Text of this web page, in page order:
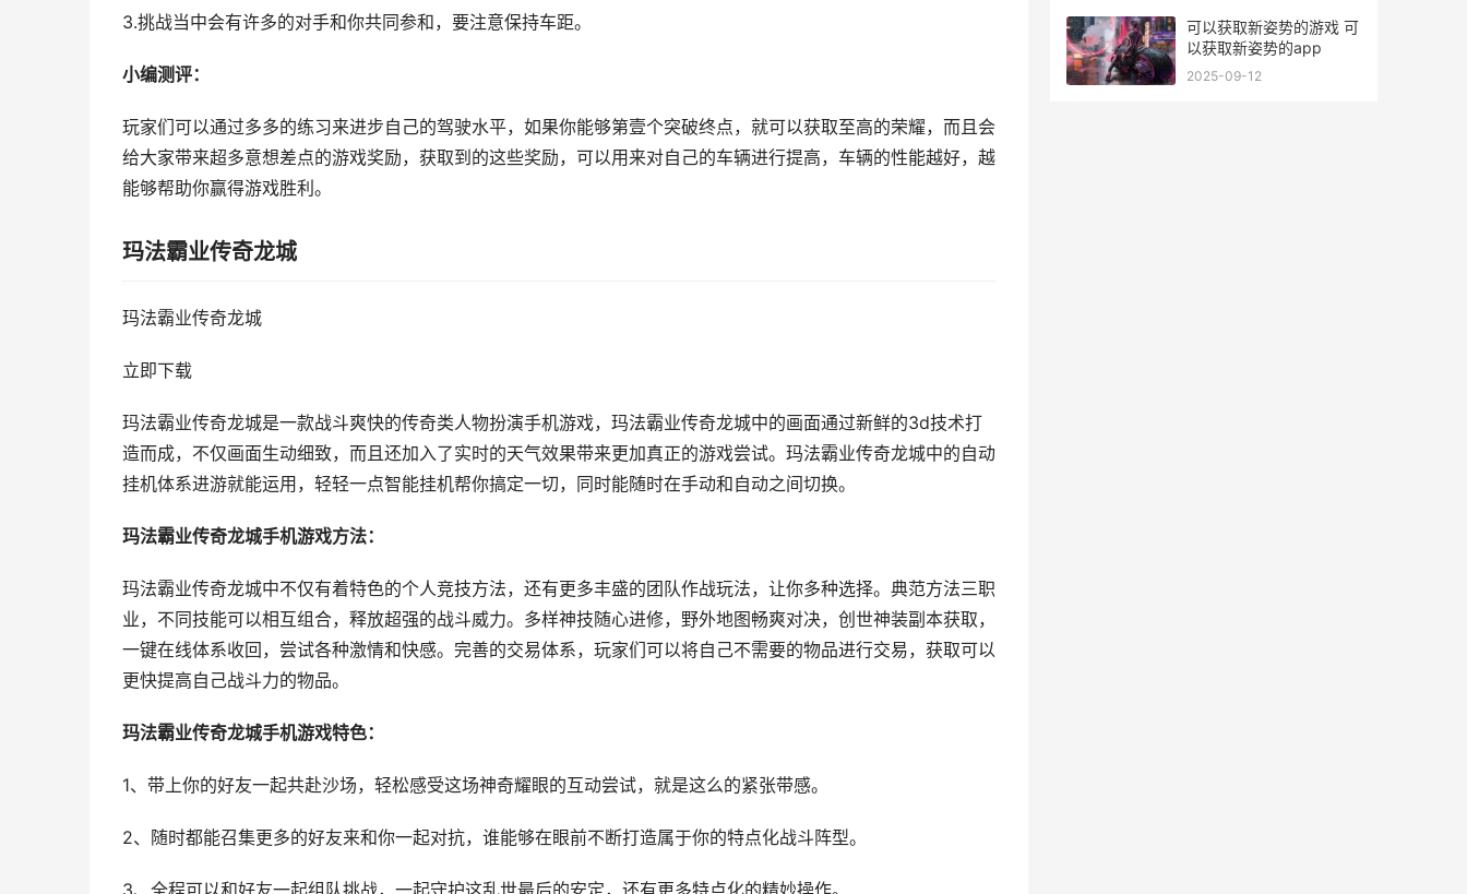
3.挑战当中会有许多的对手和你共同参和，要注意保持车距。
小编测评：
玩家们可以通过多多的练习来进步自己的驾驶水平，如果你能够第壹个突破终点，就可以获取至高的荣耀，而且会
给大家带来超多意想差点的游戏奖励，获取到的这些奖励，可以用来对自己的车辆进行提高，车辆的性能越好，越
能够帮助你赢得游戏胜利。
玛法霸业传奇龙城
玛法霸业传奇龙城
立即下载
玛法霸业传奇龙城是一款战斗爽快的传奇类人物扮演手机游戏，玛法霸业传奇龙城中的画面通过新鲜的3d技术打
造而成，不仅画面生动细致，而且还加入了实时的天气效果带来更加真正的游戏尝试。玛法霸业传奇龙城中的自动
挂机体系进游就能运用，轻轻一点智能挂机帮你搞定一切，同时能随时在手动和自动之间切换。
玛法霸业传奇龙城手机游戏方法：
玛法霸业传奇龙城中不仅有着特色的个人竞技方法，还有更多丰盛的团队作战玩法，让你多种选择。典范方法三职
业，不同技能可以相互组合，释放超强的战斗威力。多样神技随心进修，野外地图畅爽对决，创世神装副本获取，
一键在线体系收回，尝试各种激情和快感。完善的交易体系，玩家们可以将自己不需要的物品进行交易，获取可以
更快提高自己战斗力的物品。
玛法霸业传奇龙城手机游戏特色：
1、带上你的好友一起共赴沙场，轻松感受这场神奇耀眼的互动尝试，就是这么的紧张带感。
2、随时都能召集更多的好友来和你一起对抗，谁能够在眼前不断打造属于你的特点化战斗阵型。
可以获取新姿势的游戏 可
以获取新姿势的app
2025-09-12